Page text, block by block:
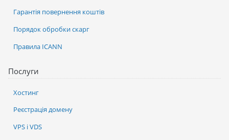
Послуги
Хостинг
Реєстрація домену
VPS і VDS
Гарантія повернення коштів
Порядок обробки скарг
Правила ICANN